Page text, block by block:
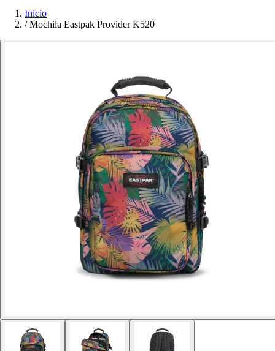
Inicio
/ Mochila Eastpak Provider K520